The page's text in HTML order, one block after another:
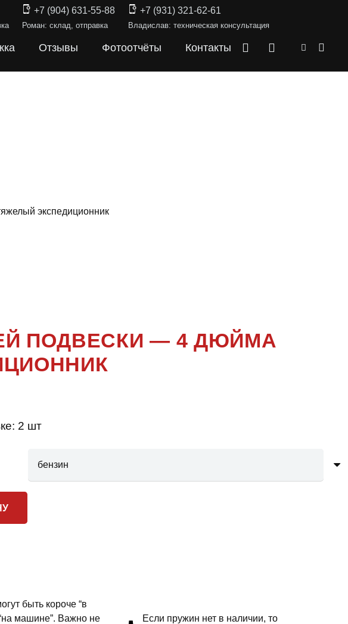
+7 (904) 631-55-88
Роман: склад, отправка
+7 (931) 321-62-61
Владислав: техническая консультация
Отзывы Фотоотчёты Контакты
экспедиционник
ПОДВЕСКИ — 4 ДЮЙМА
2 шт
быть короче “в
машине”. Важно не
Если пружин нет в наличии, то